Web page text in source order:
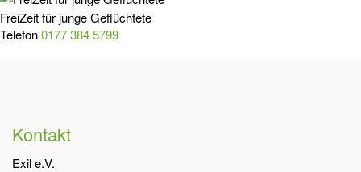
FreiZeit für junge Geflüchtete
Telefon0177 384 5799
Kontakt
Exil e.V.